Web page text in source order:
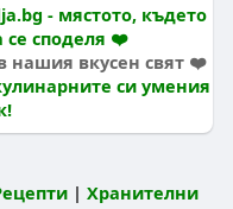
- мястото, където
се споделя ❤️
нашия вкусен свят ❤️
си умения
|Хранителни